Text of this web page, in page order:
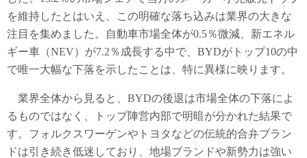
を維持したとはいえ、この明確な落ち込みは業界の大きな
注目を集めました。自動車市場全体が0.5％微減、新エネル
ギー車（NEV）が7.2％成長する中で、BYDがトップ10の中
で唯一大幅な下落を示したことは、特に異様に映ります。
業界全体から見ると、BYDの後退は市場全体の下落によ
るものではなく、トップ陣営内部で明暗が分かれた結果で
す。フォルクスワーゲンやトヨタなどの伝統的合弁ブラン
ドは引き続き低迷しており、地場ブランドや新勢力は強い